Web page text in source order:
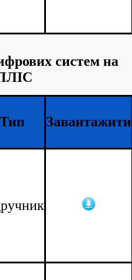
систем на
Тип Завантажити